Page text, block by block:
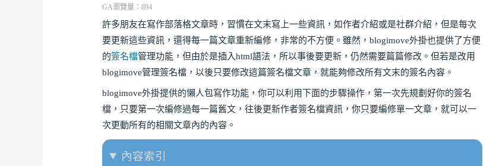
GA瀏覽量：894
許多朋友在寫作部落格文章時，習慣在文末寫上一些資訊，如作者介紹或是社群介紹，但是每次
要更新這些資訊，還得每一篇文章重新編修，非常的不方便。雖然，blogimove外掛也提供了方便
的簽名檔管理功能，但由於是插入html語法，所以事後要更新，仍然需要篇篇修改。但若是改用
blogimove管理簽名檔，以後只要修改這篇簽名檔文章，就能夠修改所有文末的簽名內容。
blogimove外掛提供的懶人包寫作功能，你可以利用下面的步驟操作，第一次先規劃好你的簽名
檔，只要第一次編修過每一篇舊文，往後更新作者簽名檔資訊，你只要編修單一文章，就可以一
次更動所有的相關文章內的內容。
內容索引